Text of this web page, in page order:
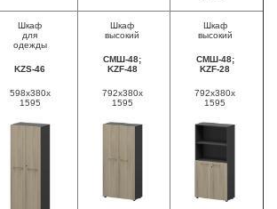
Шкаф
для
одежды
KZS-46
598х380х
1595
Шкаф
высокий
СМШ-48;
KZF-48
792х380х
1595
Шкаф
высокий
СМШ-48;
KZF-28
792х380х
1595